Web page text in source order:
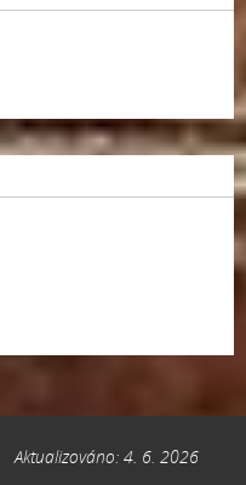
Aktualizováno: 4. 6. 2026